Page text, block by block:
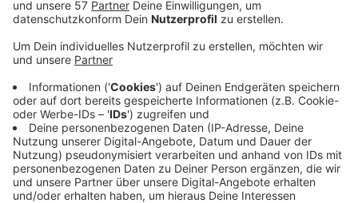
aus, auch die Recyclinghöfe sind geschlossen.
Schwebebahnen und nach Radio-Wuppertal-
städtische Kitas bestreikt. Offenbar schon für
Dienstag gibt es einen Streikaufruf nur für den
Bus-Betriebshof Nächstebreck. Welche Folgen das
hat, ist unklar, da warten wir noch auf eine
Antwort der WSW. Morgen und übermorgen wird in
Wuppertal wie berichtet kein Müll abgeholt und